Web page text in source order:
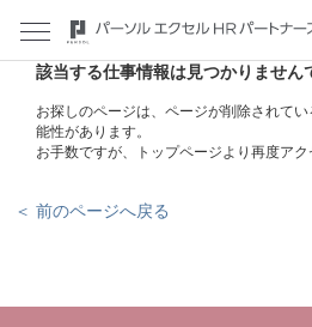
該当する仕事情報は見つかりません
お探しのページは、ページが削除されて
能性があります。
お手数ですが、トップページより再度アク
＜ 前のページへ戻る